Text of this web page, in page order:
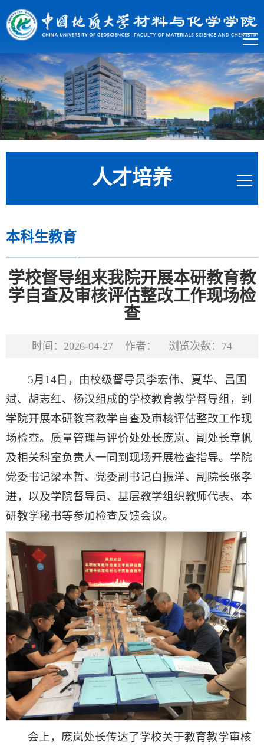
人才培养
本科生教育
学校督导组来我院开展本研教育教
学自查及审核评估整改工作现场检
查
时间：2026-04-27 作者： 浏览次数： 74
5月14日，由校级督导员李宏伟、夏华、吕国
斌、胡志红、杨汉组成的学校教育教学督导组，到
学院开展本研教育教学自查及审核评估整改工作现
场检查。质量管理与评价处处长庞岚、副处长章帆
及相关科室负责人一同到现场开展检查指导。学院
党委书记梁本哲、党委副书记白振洋、副院长张孝
进，以及学院督导员、基层教学组织教师代表、本
研教学秘书等参加检查反馈会议。
会上，庞岚处长传达了学校关于教育教学审核